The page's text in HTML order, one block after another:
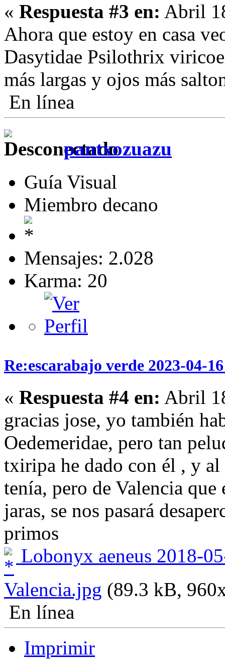
« Respuesta #3 en: Abril
Ahora que estoy en casa
Dasytidae Psilothrix
más largas y ojos más
En línea
pantxozuazu
Guía Visual
Miembro decano
Mensajes: 2.028
Karma: 20
Re:escarabajo verde 2023-04-
« Respuesta #4 en: Abril
gracias jose, yo también
Oedemeridae, pero tan
txiripa he dado con él , y
tenía, pero de Valencia
jaras, se nos pasará
primos
Lobonyx aeneus 2018-
Valencia.jpg (89.3 kB,
En línea
Imprimir